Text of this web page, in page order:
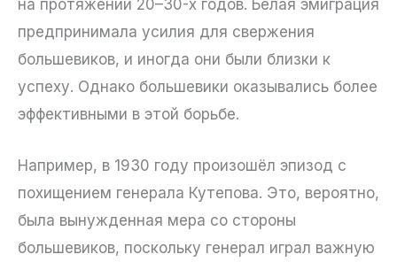
на протяжении 20–30-х годов. Белая эмиграция
предпринимала усилия для свержения
большевиков, и иногда они были близки к
успеху. Однако большевики оказывались более
эффективными в этой борьбе.
Например, в 1930 году произошёл эпизод с
похищением генерала Кутепова. Это, вероятно,
была вынужденная мера со стороны
большевиков, поскольку генерал играл важную